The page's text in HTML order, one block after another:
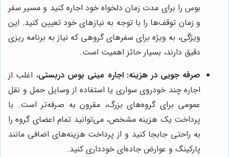
بوس را برای مدت زمان دلخواه خود اجاره کنید و مسیر سفر
و زمان توقف‌ها را با توجه به نیازهای خود تعیین کنید. این
ویژگی، به ویژه برای سفرهای گروهی که نیاز به برنامه ریزی
دقیق دارند، بسیار حائز اهمیت است.
صرفه جویی در هزینه: اجاره مینی بوس دربستی، اغلب از
اجاره چند خودروی سواری یا استفاده از وسایل حمل و نقل
عمومی برای گروه‌های بزرگ، مقرون به صرفه‌تر است. با
پرداخت یک هزینه مشخص، می‌توانید تمام اعضای گروه را
به راحتی جابجا کنید و از پرداخت هزینه‌های اضافی مانند
پارکینگ و عوارض جاده‌ای خودداری کنید.